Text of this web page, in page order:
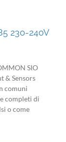
230-240V
SIO
& Sensors
comuni
completi di
o come